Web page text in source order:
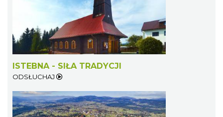
ISTEBNA - SIŁA TRADYCJI
ODSŁUCHAJ